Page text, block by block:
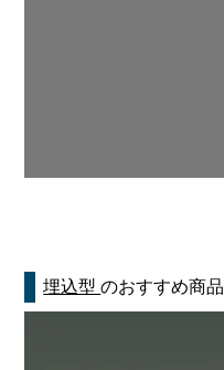
埋込型のおすすめ商品